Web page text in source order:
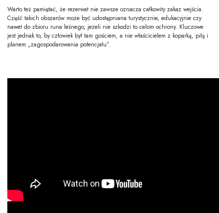
Warto też pamiętać, że rezerwat nie zawsze oznacza całkowity zakaz wejścia.
Część takich obszarów może być udostępniana turystycznie, edukacyjnie czy
nawet do zbioru runa leśnego, jeżeli nie szkodzi to celom ochrony. Kluczowe
jest jednak to, by człowiek był tam gościem, a nie właścicielem z koparką, piłą i
planem „zagospodarowania potencjału”.